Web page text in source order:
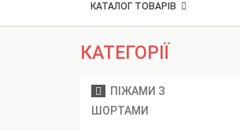
КАТАЛОГ ТОВАРІВ
КАТЕГОРІЇ
ПІЖАМИ З
ШОРТАМИ